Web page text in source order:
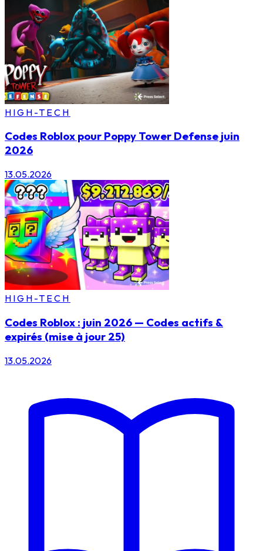
HIGH-TECH
Codes Roblox pour Poppy Tower Defense juin
2026
13.05.2026
HIGH-TECH
Codes Roblox : juin 2026 — Codes actifs &
expirés (mise à jour 25)
13.05.2026